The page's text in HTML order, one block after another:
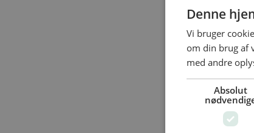
Denne
Vi bruger
om din brug af
med andre
Absolut